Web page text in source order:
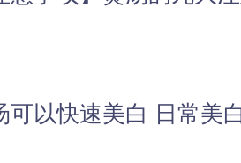
可以快速美白 日常美